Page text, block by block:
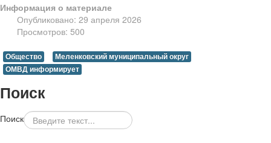
Информация о материале
Опубликовано: 29 апреля 2026
Просмотров: 500
Общество
Меленковский муниципальный округ
ОМВД информирует
Поиск
Поиск